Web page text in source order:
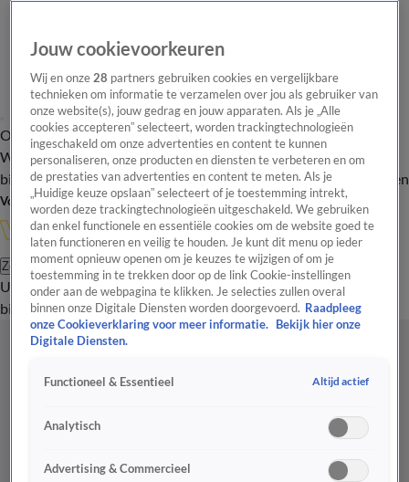
Overzicht Onze programma's Uitzendingen Onze gezichten
In de
WandelgangenInterviewsUitzending
bijwonenPodcastShopVeelgestelde vragenKijkersvraag insturen
Volg Vandaag Inside
Zoeken
UitzendingenVandaag InsideDe OranjezomerShopUitzending
bijwonen
Jouw cookievoorkeuren
Wij en onze28 partners gebruiken cookies en vergelijkbare
technieken om informatie te verzamelen over jou als gebruiker van
onze website(s), jouw gedrag en jouw apparaten. Als je „Alle
cookies accepteren” selecteert, worden trackingtechnologieën
ingeschakeld om onze advertenties en content te kunnen
personaliseren, onze producten en diensten te verbeteren en om
de prestaties van advertenties en content te meten. Als je
„Huidige keuze opslaan” selecteert of je toestemming intrekt,
worden deze trackingtechnologieën uitgeschakeld. We gebruiken
dan enkel functionele en essentiële cookies om de website goed te
laten functioneren en veilig te houden. Je kunt dit menu op ieder
moment opnieuw openen om je keuzes te wijzigen of om je
toestemming in te trekken door op de link Cookie-instellingen
onder aan de webpagina te klikken. Je selecties zullen overal
binnen onze Digitale Diensten worden doorgevoerd. Raadpleeg
onze Cookieverklaring voor meer informatie.
Bekijk hier onze
Digitale Diensten.
Functioneel & Essentieel Altijd actief
Analytisch
Advertising & Commercieel